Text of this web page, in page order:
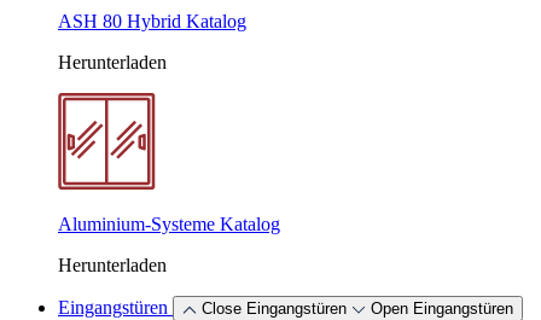
ASH 80 Hybrid Katalog
Herunterladen
Aluminium-Systeme Katalog
Herunterladen
Eingangstüren Close Eingangstüren Open Eingangstüren